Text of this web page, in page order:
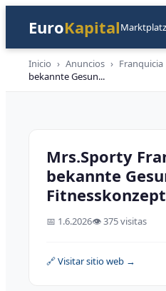
EuroKapitalMarktplatz
Inicio › Anuncios › Franquicia
bekannte Gesun...
Mrs.Sporty
bekannte
📅 1.6.2026👁️375 visitas
🔗 Visitar sitio web →